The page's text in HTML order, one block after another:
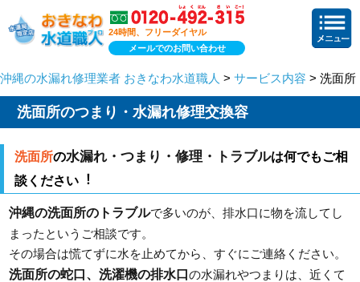
24時間、フリーダイヤル
メールでのお問い合わせ
沖縄の水漏れ修理業者 おきなわ水道職人 > サービス内容 > 洗面所
洗面所のつまり・水漏れ修理交換容
洗面所の水漏れ・つまり・修理・トラブルは何でもご相
談ください︕
沖縄の洗面所のトラブルで多いのが、排水口に物を流してし
まったというご相談です。
その場合は慌てずに水を止めてから、すぐにご連絡ください。
洗面所の蛇口、洗濯機の排水口の水漏れやつまりは、近くて